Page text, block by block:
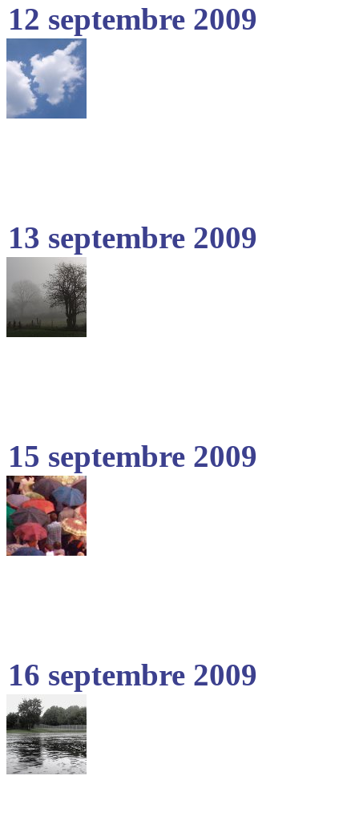
12 septembre 2009
13 septembre 2009
15 septembre 2009
16 septembre 2009